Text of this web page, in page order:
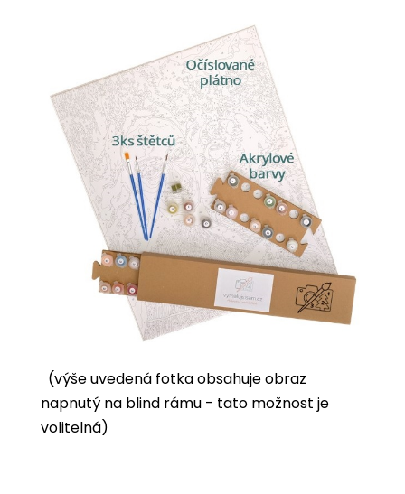
(výše uvedená fotka obsahuje obraz
napnutý na blind rámu - tato možnost je
volitelná)